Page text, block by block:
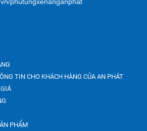
phutungxenanganphat
TIN CHO KHÁCH HÀNG CỦA AN PHÁT
PHẨM